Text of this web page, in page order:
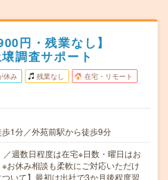
円・残業なし】
調査サポート
休み 残業なし 在宅・リモート
1分／外苑前駅から徒歩9分
週数日程度は在宅※日数・曜日はお
お休み相談も柔軟にご対応いただけ
いて】最初は出社で3か月後程度習